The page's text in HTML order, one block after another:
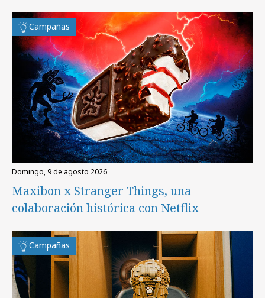
Campañas
domingo, 9 de agosto 2026
Maxibon x Stranger Things, una
colaboración histórica con Netflix
Campañas